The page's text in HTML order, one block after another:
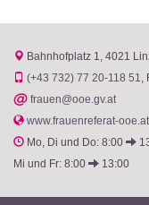
Bahnhofplatz 1 4021
(+43 732) 77 20-118 51
@ frauen@ooe.gv.at
www.frauenreferat-ooe.at
Mo, Di und Do: 8:00
Mi und Fr: 8:00
13:00